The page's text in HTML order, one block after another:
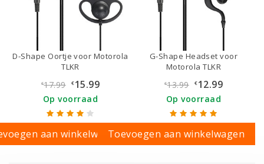
D-Shape Oortje voor Motorola
TLKR
€17.99 €15.99
Op voorraad
aan winkelwagen
G-Shape Headset voor
Motorola TLKR
€13.99 €12.99
Op voorraad
Toevoegen aan winkelwagen